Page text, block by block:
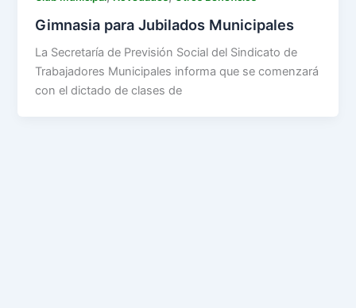
Gimnasia para Jubilados Municipales
La Secretaría de Previsión Social del Sindicato de
Trabajadores Municipales informa que se comenzará
con el dictado de clases de